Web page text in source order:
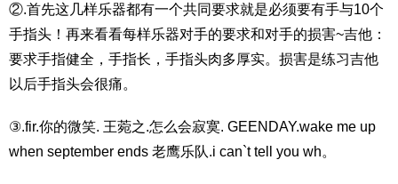
②.首先这几样乐器都有一个共同要求就是必须要有手与10个
手指头！再来看看每样乐器对手的要求和对手的损害~吉他：
要求手指健全，手指长，手指头肉多厚实。损害是练习吉他
以后手指头会很痛。
③.fir.你的微笑. 王菀之.怎么会寂寞. GEENDAY.wake me up
when september ends 老鹰乐队.i can`t tell you wh。